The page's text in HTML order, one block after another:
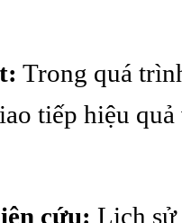
Trong quá
tiếp hiệu
cứu: Lịch sử